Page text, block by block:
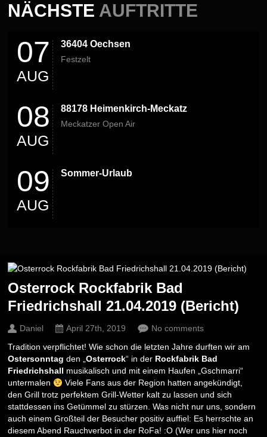
NÄCHSTE AUFTRITTE
07
AUG
36404 Oechsen
Festzelt
08
AUG
88178 Heimenkirch-Meckatz
Meckatzer Open Air
09
AUG
Sommer-Urlaub
Osterrock Rockfabrik Bad
Friedrichshall 21.04.2019 (Bericht)
Daniel April 27th, 2019
No comments
Tradition verpflichtet! Wie schon die letzten Jahre durften wir am
Ostersonntag den „Osterrock“ in der Rockfabrik Bad
Friedrichshall musikalisch und mit einem Haufen „Gschmarri“
untermalen
Viele Fans aus der Region hatten angekündigt,
den Grill trotz perfektem Grill-Wetter kalt zu lassen und sich
stattdessen ins Getümmel zu stürzen. Was nicht nur uns, sondern
auch einem Großteil der Besucher positiv auffiel: Es herrschte an
diesem Abend Rauchverbot in der RoFa! :O (Wer uns hier noch